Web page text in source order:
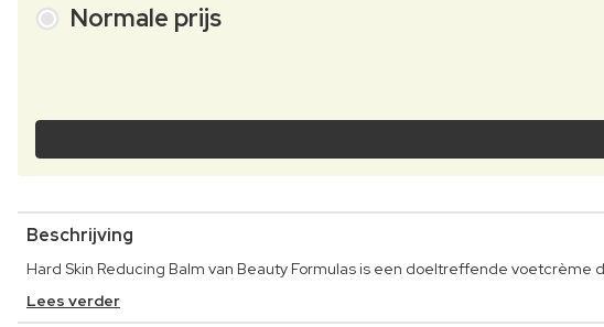
Normale prijs
Beschrijving
Hard Skin Reducing Balm van Beauty Formulas is een doeltreffende
Lees verder